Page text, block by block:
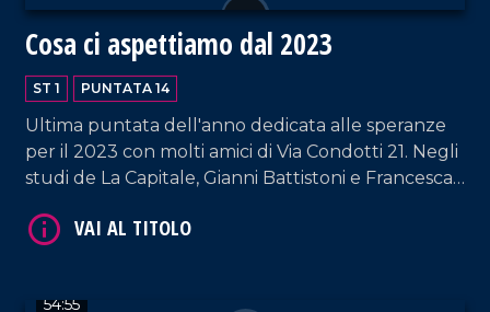
Cosa ci aspettiamo dal 2023
ST 1 PUNTATA 14
Ultima puntata dell'anno dedicata alle speranze
per il 2023 con molti amici di Via Condotti 21. Negli
studi de La Capitale, Gianni Battistoni e Francesca
54:55
VAI AL TITOLO